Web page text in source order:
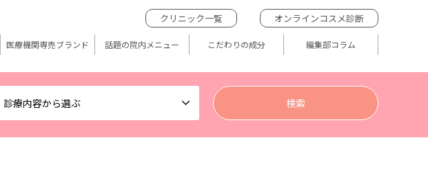
診療内容から選ぶ
クリニック一覧 オンラインコスメ診断
医療機関専売ブランド 話題の院内メニュー こだわりの成分 編集部コラム